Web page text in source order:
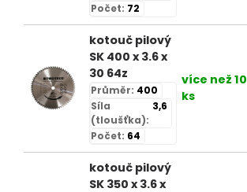
Počet: 72
kotouč pilový
SK 400 x 3.6 x
30 64z
Průměr: 400
Síla
(tloušťka):
3,6
Počet: 64
více než 10
ks
kotouč pilový
SK 350 x 3.6 x